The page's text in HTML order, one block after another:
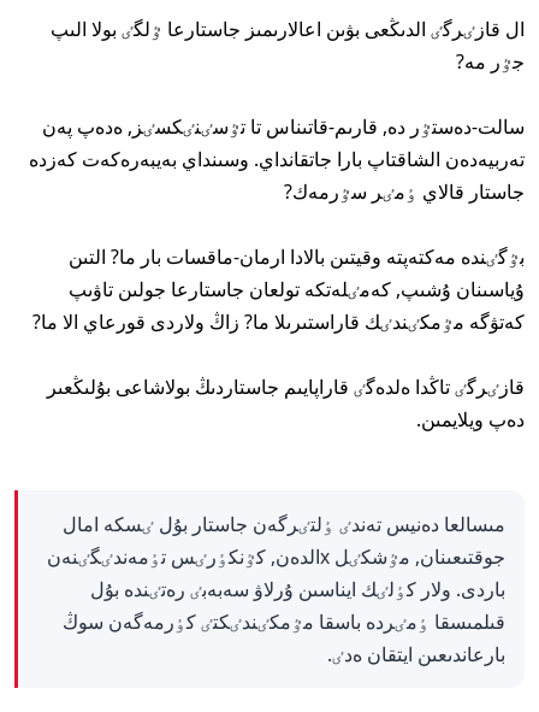
ال قازٸرگٸ الدىڭعى بۋىن اعالارىمىز جاستارعا ٷلگٸ بولا الىپ
جٷر مە?
سالت-دەستٷر دە, قارىم-قاتىناس تا تٷسٸنٸكسٸز, ەدەپ پەن
تەربيەدەن الشاقتاپ بارا جاتقانداي. وسىنداي بەيبەرەكەت كەزدە
جاستار قالاي ٶمٸر سٷرمەك?
بٷگٸندە مەكتەپتە وقيتىن بالادا ارمان-ماقسات بار ما? التىن
ۇياسىنان ۇشىپ, كەمٸلەتكە تولعان جاستارعا جولىن تاۋىپ
كەتۋگە مٷمكٸندٸك قاراستىرىلا ما? زاڭ ولاردى قورعاي الا ما?
قازٸرگٸ تاڭدا ەلدەگٸ قاراپايىم جاستاردىڭ بولاشاعى بۇلىڭعىر
دەپ ويلايمىن.
مىسالعا دەنيس تەندٸ ٶلتٸرگەن جاستار بۇل ٸسكە امال
جوقتىعىنان, مٷشكٸل xالدەن, كٷنكٶرٸس تٶمەندٸگٸنەن
باردى. ولار كٶلٸك ايناسىن ۇرلاۋ سەبەبٸ رەتٸندە بۇل
قىلمىسقا ٶمٸردە باسقا مٷمكٸندٸكتٸ كٶرمەگەن سوڭ
بارعاندىعىن ايتقان ەدٸ.